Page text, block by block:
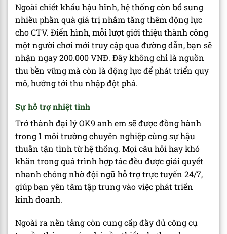
Ngoài chiết khấu hậu hĩnh, hệ thống còn bổ sung
nhiều phần quà giá trị nhằm tăng thêm động lực
cho CTV. Điển hình, mỗi lượt giới thiệu thành công
một người chơi mới truy cập qua đường dẫn, bạn sẽ
nhận ngay 200.000 VNĐ. Đây không chỉ là nguồn
thu bền vững mà còn là động lực để phát triển quy
mô, hướng tới thu nhập đột phá.
Sự hỗ trợ nhiệt tình
Trở thành đại lý OK9 anh em sẽ được đồng hành
trong 1 môi trường chuyên nghiệp cùng sự hậu
thuẫn tận tình từ hệ thống. Mọi câu hỏi hay khó
khăn trong quá trình hợp tác đều được giải quyết
nhanh chóng nhờ đội ngũ hỗ trợ trực tuyến 24/7,
giúp bạn yên tâm tập trung vào việc phát triển
kinh doanh.
Ngoài ra nền tảng còn cung cấp đầy đủ công cụ